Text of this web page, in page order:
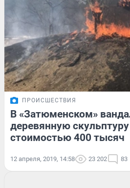
ПРОИСШЕСТВИЯ
В «Затюменском»
деревянную
стоимостью 400 тысяч
12 апреля, 2019, 14:58 23 202 83